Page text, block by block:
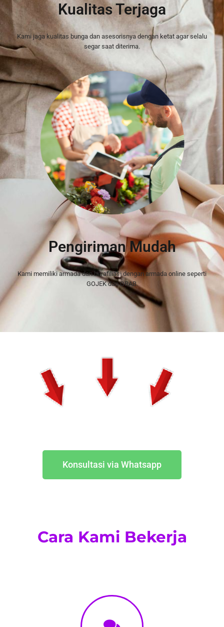
Kualitas Terjaga
Kami jaga kualitas bunga dan asesorisnya dengan ketat agar selalu
segar saat diterima.
Pengiriman Mudah
Kami memiliki armada dan berafiliasi dengan armada online seperti
GOJEK dan GRAB.
Konsultasi via Whatsapp
Cara Kami Bekerja